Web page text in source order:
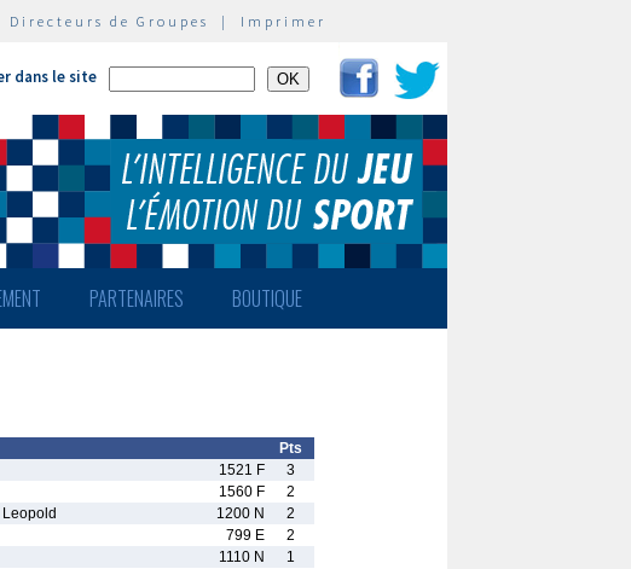
Directeurs de Groupes | Imprimer
dans le site
PARTENAIRES BOUTIQUE
Pts
1521 F
3
1560 F
2
1200 N
2
799 E
2
1110 N
1